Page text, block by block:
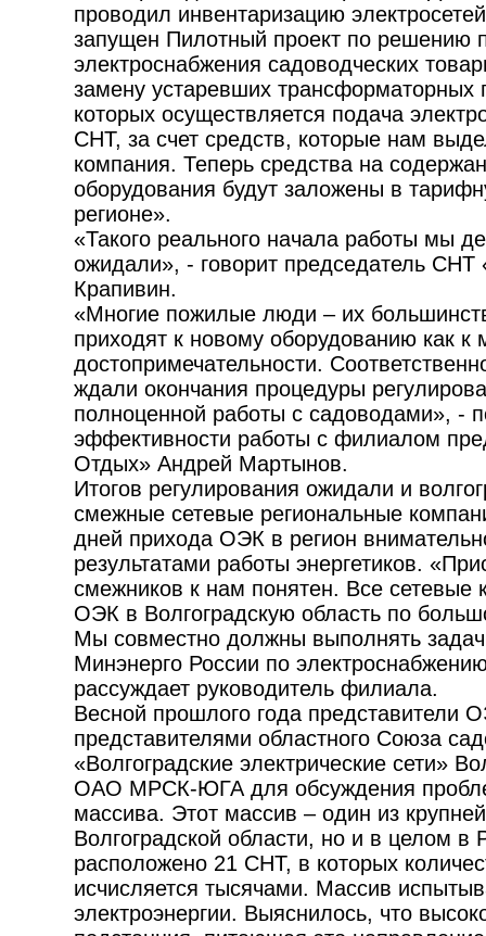
проводил инвентаризацию
запущен Пилотный проект по решению
электроснабжения садоводческих
замену устаревших
которых осуществляется подача
СНТ, за счет средств, которые нам
компания. Теперь средства на
оборудования будут заложены в
регионе».
«Такого реального начала работы мы
ожидали», - говорит председатель СНТ
Крапивин.
«Многие пожилые люди – их
приходят к новому оборудованию как к
достопримечательности.
ждали окончания процедуры
полноценной работы с садоводами», -
эффективности работы с филиалом
Отдых» Андрей Мартынов.
Итогов регулирования ожидали и
смежные сетевые региональные
дней прихода ОЭК в регион
результатами работы энергетиков.
смежников к нам понятен. Все сетевые
ОЭК в Волгоградскую область по
Мы совместно должны выполнять
Минэнерго России по
рассуждает руководитель филиала.
Весной прошлого года представители
представителями областного Союза
«Волгоградские электрические сети»
ОАО МРСК-ЮГА для обсуждения
массива. Этот массив – один из
Волгоградской области, но и в целом в
расположено 21 СНТ, в которых
исчисляется тысячами. Массив
электроэнергии. Выяснилось, что